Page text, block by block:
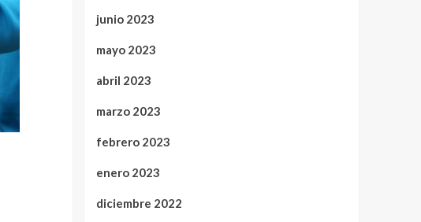
junio 2023
mayo 2023
abril 2023
marzo 2023
febrero 2023
enero 2023
diciembre 2022